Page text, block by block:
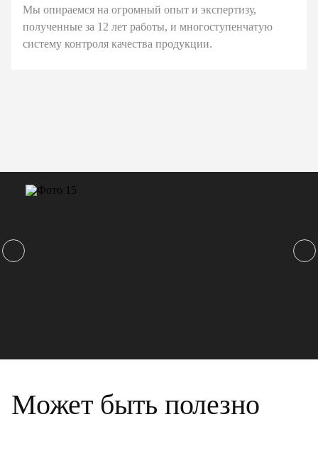
Мы опираемся на огромный опыт и экспертизу,
полученные за 12 лет работы, и многоступенчатую
систему контроля качества продукции.
Может быть полезно